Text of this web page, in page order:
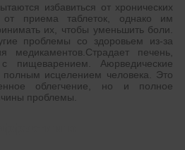
избавиться от хронических
приема таблеток, однако им
их, чтобы уменьшить боли.
проблемы со здоровьем из-за
медикаментов.Страдает печень,
пищеварением. Аюрведические
исцелением человека. Это
облегчение, но и полное
проблемы.